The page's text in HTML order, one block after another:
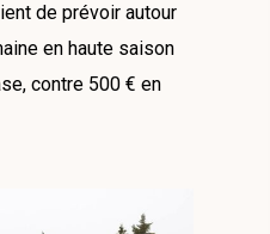
de prévoir autour
en haute saison
contre 500 € en